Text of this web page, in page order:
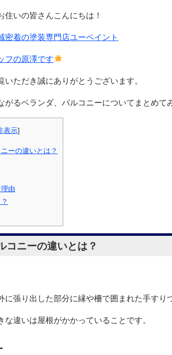
住いの皆さんこんにちは！
密着の塗装専門店ユーペイント
フの原澤です
いただき誠にありがとうございます。
がるベランダ、バルコニーについてまとめて
表示]
ーの違いとは？
由
コニーの違いとは？
に張り出した部分に縁や柵で囲まれた手すり
な違いは屋根がかかっていることです。